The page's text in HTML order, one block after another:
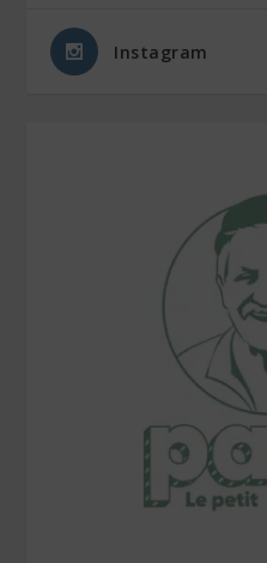
Instagram